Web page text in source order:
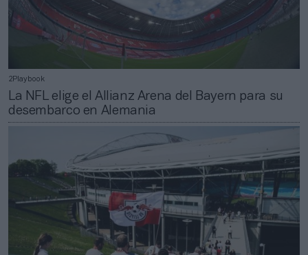
2Playbook
La NFL elige el Allianz Arena del Bayern para su
desembarco en Alemania